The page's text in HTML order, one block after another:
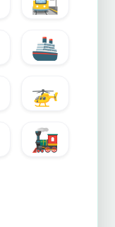
🚢
🚁
🚂